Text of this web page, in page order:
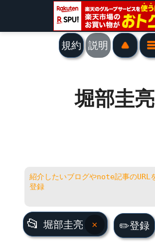
規約 説明
堀部圭亮
📂 堀部圭亮
× ✏️登録